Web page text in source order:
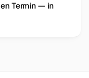
Termin — in